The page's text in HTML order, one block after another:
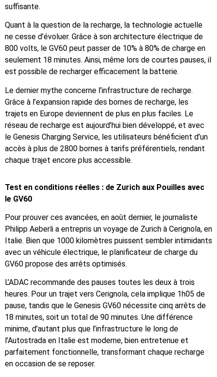
suffisante.
Quant à la question de la recharge, la technologie actuelle
ne cesse d’évoluer. Grâce à son architecture électrique de
800 volts, le GV60 peut passer de 10% à 80% de charge en
seulement 18 minutes. Ainsi, même lors de courtes pauses, il
est possible de recharger efficacement la batterie.
Le dernier mythe concerne l’infrastructure de recharge.
Grâce à l’expansion rapide des bornes de recharge, les
trajets en Europe deviennent de plus en plus faciles. Le
réseau de recharge est aujourd’hui bien développé, et avec
le Genesis Charging Service, les utilisateurs bénéficient d’un
accès à plus de 2800 bornes à tarifs préférentiels, rendant
chaque trajet encore plus accessible.
Test en conditions réelles : de Zurich aux Pouilles avec
le GV60
Pour prouver ces avancées, en août dernier, le journaliste
Philipp Aeberli a entrepris un voyage de Zurich à Cerignola, en
Italie. Bien que 1000 kilomètres puissent sembler intimidants
avec un véhicule électrique, le planificateur de charge du
GV60 propose des arrêts optimisés.
L’ADAC recommande des pauses toutes les deux à trois
heures. Pour un trajet vers Cerignola, cela implique 1h05 de
pause, tandis que le Genesis GV60 nécessite cinq arrêts de
18 minutes, soit un total de 90 minutes. Une différence
minime, d’autant plus que l’infrastructure le long de
l’Autostrada en Italie est moderne, bien entretenue et
parfaitement fonctionnelle, transformant chaque recharge
en occasion de se reposer.